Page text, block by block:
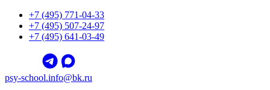
+7 (495) 771-04-33
+7 (495) 507-24-97
+7 (495) 641-03-49
psy-school.info@bk.ru